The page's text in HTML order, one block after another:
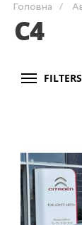
Головна
C4
FILTERS